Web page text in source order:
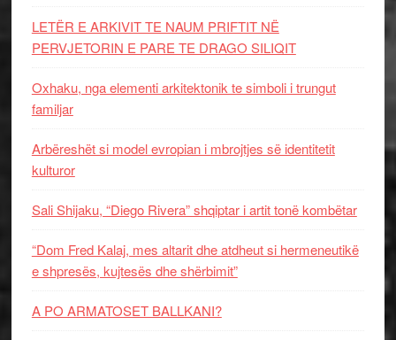
LETËR E ARKIVIT TE NAUM PRIFTIT NË
PERVJETORIN E PARE TE DRAGO SILIQIT
Oxhaku, nga elementi arkitektonik te simboli i trungut
familjar
Arbëreshët si model evropian i mbrojtjes së identitetit
kulturor
Sali Shijaku, “Diego Rivera” shqiptar i artit tonë kombëtar
“Dom Fred Kalaj, mes altarit dhe atdheut si hermeneutikë
e shpresës, kujtesës dhe shërbimit”
A PO ARMATOSET BALLKANI?